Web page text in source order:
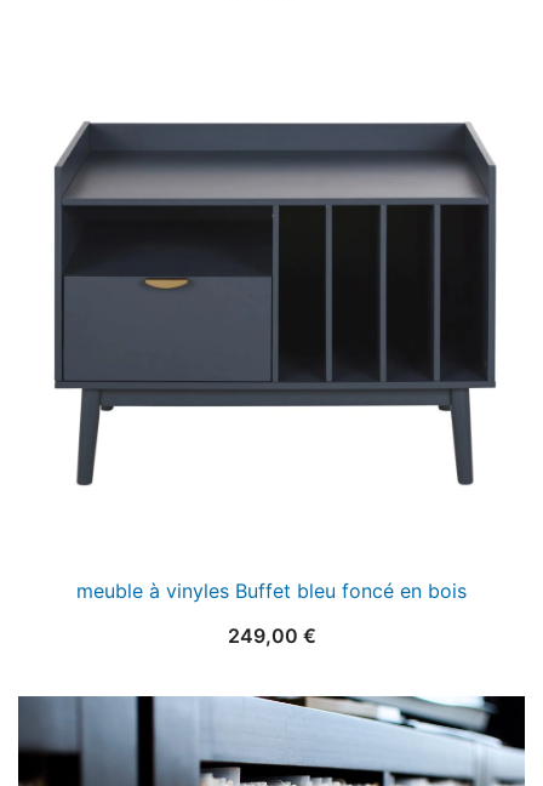
meuble à vinyles Buffet bleu foncé en bois
249,00 €